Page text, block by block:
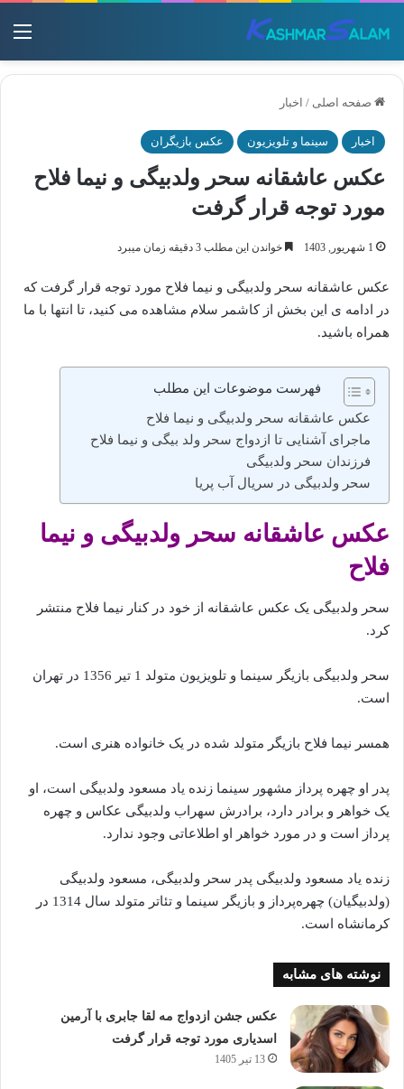
صفحه اصلی / اخبار
اخبار سینما و تلویزیون عکس بازیگران
عکس عاشقانه سحر ولدبیگی و نیما فلاح
مورد توجه قرار گرفت
1 شهریور, 1403 خواندن این مطلب 3 دقیقه زمان میبرد
عکس عاشقانه سحر ولدبیگی و نیما فلاح مورد توجه قرار گرفت که
در ادامه ی این بخش از کاشمر سلام مشاهده می کنید، تا انتها با ما
همراه باشید.
فهرست موضوعات این مطلب
عکس عاشقانه سحر ولدبیگی و نیما فلاح
ماجرای آشنایی تا ازدواج سحر ولد بیگی و نیما فلاح
فرزندان سحر ولدبیگی
سحر ولدبیگی در سریال آب پریا
عکس عاشقانه سحر ولدبیگی و نیما
فلاح
سحر ولدبیگی یک عکس عاشقانه از خود در کنار نیما فلاح منتشر
کرد.
سحر ولدبیگی بازیگر سینما و تلویزیون متولد 1 تیر 1356 در تهران
است.
همسر نیما فلاح بازیگر متولد شده در یک خانواده هنری است.
پدر او چهره پرداز مشهور سینما زنده یاد مسعود ولدبیگی است، او
یک خواهر و برادر دارد، برادرش سهراب ولدبیگی عکاس و چهره
پرداز است و در مورد خواهر او اطلاعاتی وجود ندارد.
زنده یاد مسعود ولدبیگی پدر سحر ولدبیگی، مسعود ولدبیگی
(ولدبیگیان) چهره‌پرداز و بازیگر سینما و تئاتر متولد سال 1314 در
کرمانشاه است.
نوشته های مشابه
عکس جشن ازدواج مه لقا جابری با آرمین
اسدیاری مورد توجه قرار گرفت
13 تیر 1405